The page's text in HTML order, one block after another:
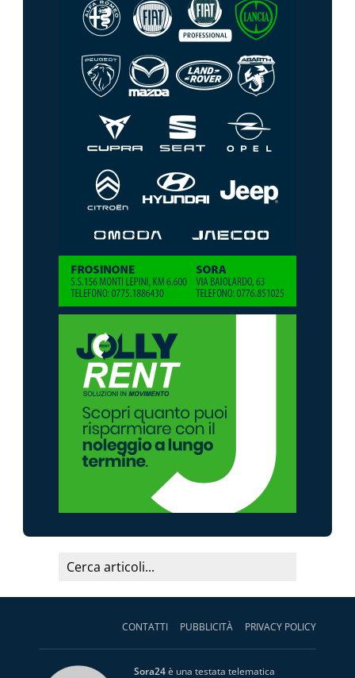
CONTATTI PUBBLICITÀ PRIVACY POLICY
Sora24è una testata telematica